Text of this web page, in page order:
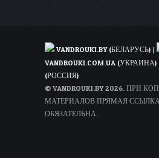
VANDROUKI.BY (БЕЛАРУСЬ) |
VANDROUKI.COM.UA (УКРАИНА)
(РОССИЯ)
© VANDROUKI.BY 2026. ПРИ
МАТЕРИАЛОВ ПРЯМАЯ
ОБЯЗАТЕЛЬНА.